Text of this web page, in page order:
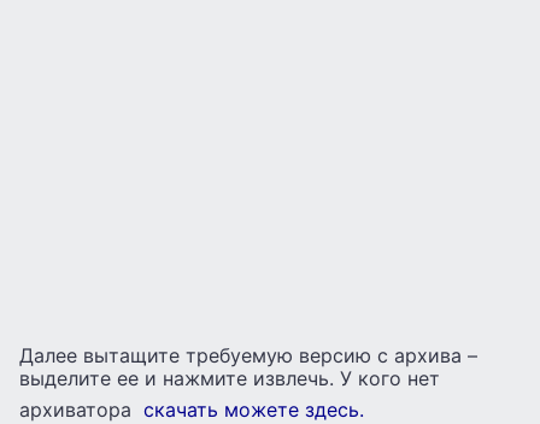
Далее вытащите требуемую версию с архива –
выделите ее и нажмите извлечь. У кого нет
архиватора скачать можете здесь.